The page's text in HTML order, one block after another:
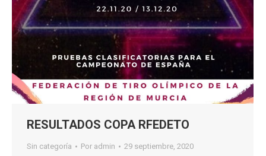
RESULTADOS COPA RFEDETO
Sin categoría Por admin 29 septiembre, 2020